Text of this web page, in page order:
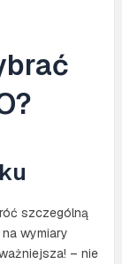
szczególną
wymiary
– nie